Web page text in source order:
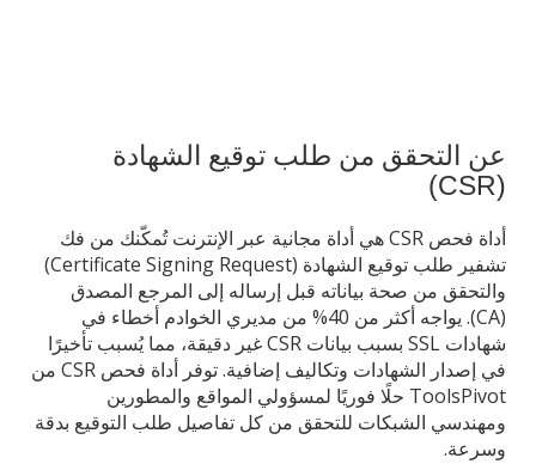
عن التحقق من طلب توقيع الشهادة
(CSR)
أداة فحص CSR هي أداة مجانية عبر الإنترنت تُمكّنك من فك
تشفير طلب توقيع الشهادة (Certificate Signing Request)
والتحقق من صحة بياناته قبل إرساله إلى المرجع المصدق
(CA). يواجه أكثر من 40% من مديري الخوادم أخطاء في
شهادات SSL بسبب بيانات CSR غير دقيقة، مما يُسبب تأخيرًا
في إصدار الشهادات وتكاليف إضافية. توفر أداة فحص CSR من
ToolsPivot حلًا فوريًا لمسؤولي المواقع والمطورين
ومهندسي الشبكات للتحقق من كل تفاصيل طلب التوقيع بدقة
وسرعة.